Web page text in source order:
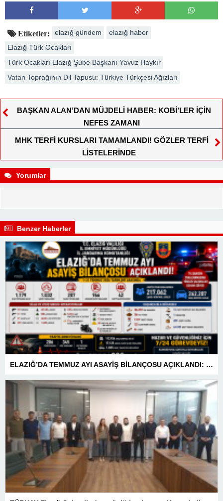
Etiketler: elazığ gündem
elazığ haber
Elazığ Türk Ocakları
Türk Ocakları Elazığ Şube Başkanı Yavuz Haykır
Vatan Toprağının Dil Tapusu: Türkiye Türkçesi Ağızları
BAŞKAN ALAN’DAN MÜJDELİ HABER: KOBİ’LER İÇİN
NEFES ZAMANI
MHK TERFİ KURSLARI TAMAMLANDI! GÖZLER TERFİ
LİSTELERİNDE
Yorumlar
Benzer Haberler
ELAZIĞ’DA TEMMUZ AYI ASAYİŞ BİLANÇOSU AÇIKLANDI: 1 AYDA 1.032 ŞAHIS YAKALANDI, 207 TUTUKLAMA